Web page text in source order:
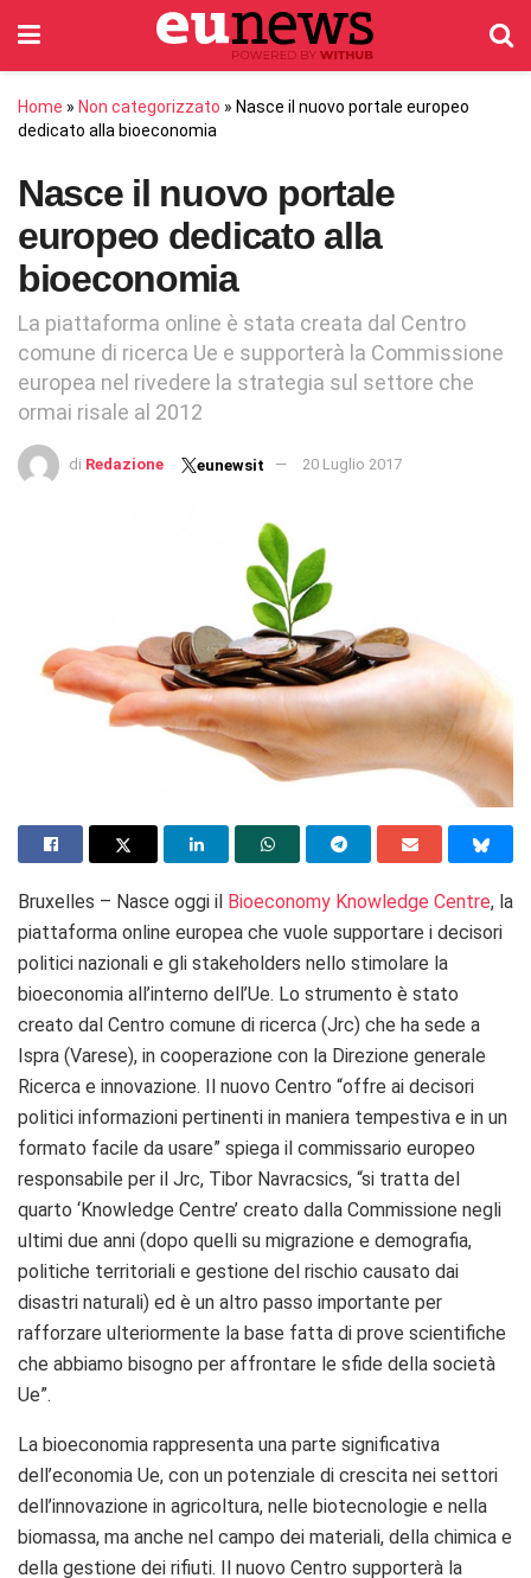
Home » Non categorizzato » Nasce il nuovo portale europeo
dedicato alla bioeconomia
Nasce il nuovo portale
europeo dedicato alla
bioeconomia
La piattaforma online è stata creata dal Centro
comune di ricerca Ue e supporterà la Commissione
europea nel rivedere la strategia sul settore che
ormai risale al 2012
di Redazione eunewsit 20 Luglio 2017
Bruxelles – Nasce oggi il Bioeconomy Knowledge Centre, la
piattaforma online europea che vuole supportare i decisori
politici nazionali e gli stakeholders nello stimolare la
bioeconomia all’interno dell’Ue. Lo strumento è stato
creato dal Centro comune di ricerca (Jrc) che ha sede a
Ispra (Varese), in cooperazione con la Direzione generale
Ricerca e innovazione. Il nuovo Centro “offre ai decisori
politici informazioni pertinenti in maniera tempestiva e in un
formato facile da usare” spiega il commissario europeo
responsabile per il Jrc, Tibor Navracsics, “si tratta del
quarto ‘Knowledge Centre’ creato dalla Commissione negli
ultimi due anni (dopo quelli su migrazione e demografia,
politiche territoriali e gestione del rischio causato dai
disastri naturali) ed è un altro passo importante per
rafforzare ulteriormente la base fatta di prove scientifiche
che abbiamo bisogno per affrontare le sfide della società
Ue”.
La bioeconomia rappresenta una parte significativa
dell’economia Ue, con un potenziale di crescita nei settori
dell’innovazione in agricoltura, nelle biotecnologie e nella
biomassa, ma anche nel campo dei materiali, della chimica e
della gestione dei rifiuti. Il nuovo Centro supporterà la